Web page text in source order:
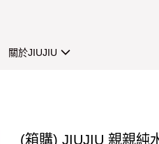
關於JIUJIU
(箱購) JIUJIU 親親純